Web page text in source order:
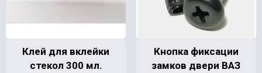
Клей для вклейки
стекол 300 мл.
Кнопка фиксации
замков двери ВАЗ